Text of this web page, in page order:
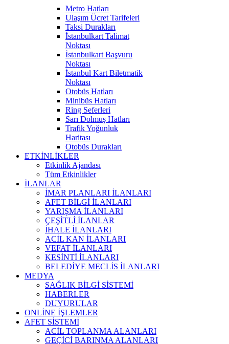
Metro Hatları
Ulaşım Ücret Tarifeleri
Taksi Durakları
İstanbulkart Talimat
Noktası
İstanbulkart Başvuru
Noktası
İstanbul Kart Biletmatik
Noktası
Otobüs Hatları
Minibüs Hatları
Ring Seferleri
Sarı Dolmuş Hatları
Trafik Yoğunluk
Haritası
Otobüs Durakları
ETKİNLİKLER
Etkinlik Ajandası
Tüm Etkinlikler
İLANLAR
İMAR PLANLARI İLANLARI
AFET BİLGİ İLANLARI
YARIŞMA İLANLARI
ÇEŞİTLİ İLANLAR
İHALE İLANLARI
ACİL KAN İLANLARI
VEFAT İLANLARI
KESİNTİ İLANLARI
BELEDİYE MECLİS İLANLARI
MEDYA
SAĞLIK BİLGİ SİSTEMİ
HABERLER
DUYURULAR
ONLİNE İŞLEMLER
AFET SİSTEMİ
ACİL TOPLANMA ALANLARI
GEÇİCİ BARINMA ALANLARI